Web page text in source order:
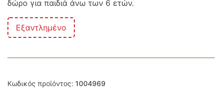
δώρο για παιδιά άνω των 6 ετών.
Εξαντλημένο
Κωδικός προϊόντος: 1004969